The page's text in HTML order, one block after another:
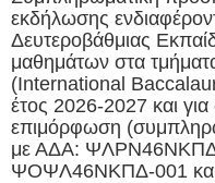
εκδήλωσης
Δευτεροβάθμιας
μαθημάτων στα
(International
έτος 2026-2027 και
επιμόρφωση
με ΑΔΑ:
ΨΟΨΛ46ΝΚΠΔ-001